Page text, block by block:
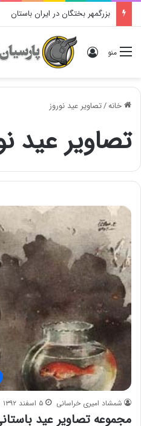
بزرگمهر بختگان در ایران باستان
منو ورود
خانه/تصاویر عید نوروز
تصاویر عید
شمشاد امیری خراسانی ۵ اسفند ۱۳۹۲
مجموعه تصاویر عید